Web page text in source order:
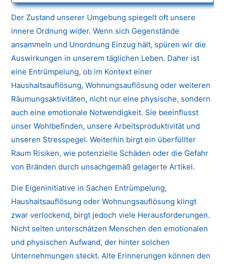
Der Zustand unserer Umgebung spiegelt oft unsere
innere Ordnung wider. Wenn sich Gegenstände
ansammeln und Unordnung Einzug hält, spüren wir die
Auswirkungen in unserem täglichen Leben. Daher ist
eine Entrümpelung, ob im Kontext einer
Haushaltsauflösung, Wohnungsauflösung oder weiteren
Räumungsaktivitäten, nicht nur eine physische, sondern
auch eine emotionale Notwendigkeit. Sie beeinflusst
unser Wohlbefinden, unsere Arbeitsproduktivität und
unseren Stresspegel. Weiterhin birgt ein überfüllter
Raum Risiken, wie potenzielle Schäden oder die Gefahr
von Bränden durch unsachgemäß gelagerte Artikel.
Die Eigeninitiative in Sachen Entrümpelung,
Haushaltsauflösung oder Wohnungsauflösung klingt
zwar verlockend, birgt jedoch viele Herausforderungen.
Nicht selten unterschätzen Menschen den emotionalen
und physischen Aufwand, der hinter solchen
Unternehmungen steckt. Alte Erinnerungen können den